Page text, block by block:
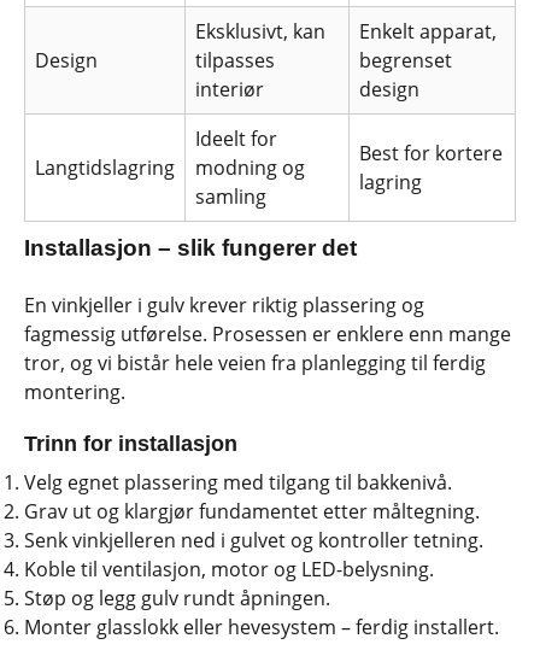
Design
Eksklusivt, kan
tilpasses
interiør
Enkelt apparat,
begrenset
design
Langtidslagring
Ideelt for
modning og
samling
Best for kortere
lagring
Installasjon – slik fungerer det
En vinkjeller i gulv krever riktig plassering og
fagmessig utførelse. Prosessen er enklere enn mange
tror, og vi bistår hele veien fra planlegging til ferdig
montering.
Trinn for installasjon
Velg egnet plassering med tilgang til bakkenivå.
Grav ut og klargjør fundamentet etter måltegning.
Senk vinkjelleren ned i gulvet og kontroller tetning.
Koble til ventilasjon, motor og LED-belysning.
Støp og legg gulv rundt åpningen.
Monter glasslokk eller hevesystem – ferdig installert.